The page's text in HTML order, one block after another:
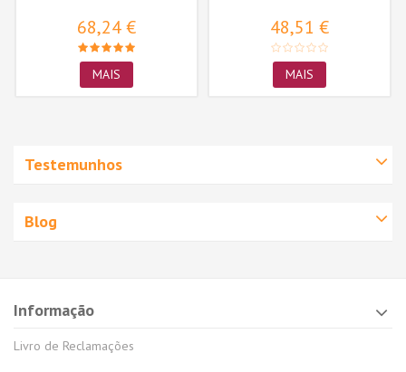
68,24 €
MAIS
48,51 €
MAIS
Testemunhos
Blog
Informação
Livro de Reclamações